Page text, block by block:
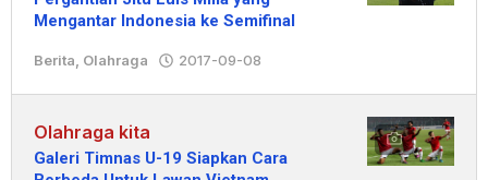
Mengantar Indonesia ke Semifinal
Berita Olahraga 2017-09-08
Olahraga kita
Galeri Timnas U-19 Siapkan Cara